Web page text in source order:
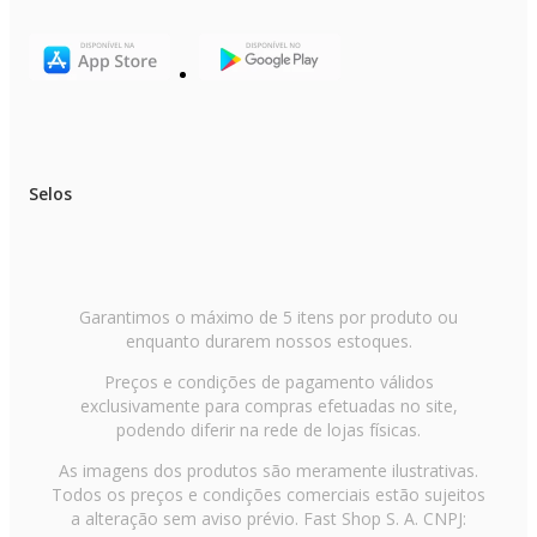
Selos
Garantimos o máximo de 5 itens por produto ou
enquanto durarem nossos estoques.
Preços e condições de pagamento válidos
exclusivamente para compras efetuadas no site,
podendo diferir na rede de lojas físicas.
As imagens dos produtos são meramente ilustrativas.
Todos os preços e condições comerciais estão sujeitos
a alteração sem aviso prévio. Fast Shop S. A. CNPJ: